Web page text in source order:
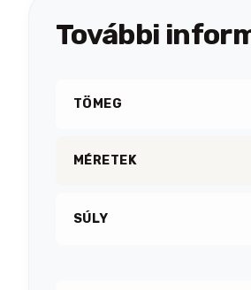
További
TÖMEG
MÉRETEK
SÚLY